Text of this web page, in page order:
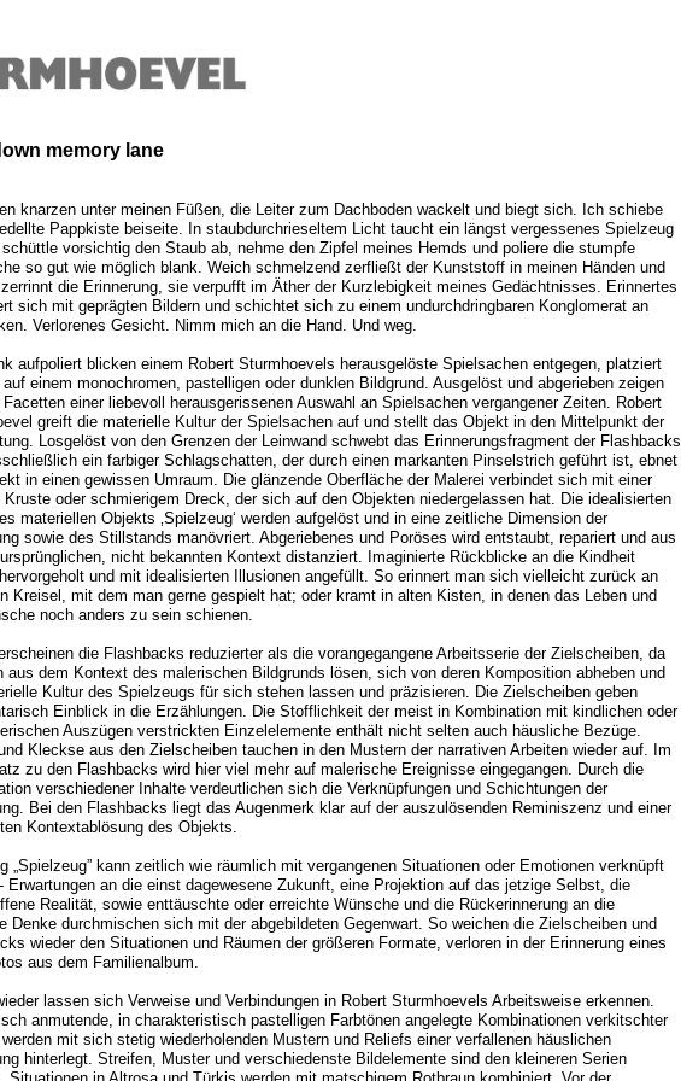
memory lane
knarzen unter meinen Füßen, die Leiter zum Dachboden wackelt und biegt sich. Ich schiebe
Pappkiste beiseite. In staubdurchrieseltem Licht taucht ein längst vergessenes Spielzeug
vorsichtig den Staub ab, nehme den Zipfel meines Hemds und poliere die stumpfe
so gut wie möglich blank. Weich schmelzend zerfließt der Kunststoff in meinen Händen und
die Erinnerung, sie verpufft im Äther der Kurzlebigkeit meines Gedächtnisses. Erinnertes
sich mit geprägten Bildern und schichtet sich zu einem undurchdringbaren Konglomerat an
Verlorenes Gesicht. Nimm mich an die Hand. Und weg.
aufpoliert blicken einem Robert Sturmhoevels herausgelöste Spielsachen entgegen, platziert
einem monochromen, pastelligen oder dunklen Bildgrund. Ausgelöst und abgerieben zeigen
einer liebevoll herausgerissenen Auswahl an Spielsachen vergangener Zeiten. Robert
greift die materielle Kultur der Spielsachen auf und stellt das Objekt in den Mittelpunkt der
Losgelöst von den Grenzen der Leinwand schwebt das Erinnerungsfragment der Flashbacks
ein farbiger Schlagschatten, der durch einen markanten Pinselstrich geführt ist, ebnet
in einen gewissen Umraum. Die glänzende Oberfläche der Malerei verbindet sich mit einer
Kruste oder schmierigem Dreck, der sich auf den Objekten niedergelassen hat. Die idealisierten
materiellen Objekts ‚Spielzeug‘ werden aufgelöst und in eine zeitliche Dimension der
sowie des Stillstands manövriert. Abgeriebenes und Poröses wird entstaubt, repariert und aus
nicht bekannten Kontext distanziert. Imaginierte Rückblicke an die Kindheit
und mit idealisierten Illusionen angefüllt. So erinnert man sich vielleicht zurück an
Kreisel, mit dem man gerne gespielt hat; oder kramt in alten Kisten, in denen das Leben und
noch anders zu sein schienen.
die Flashbacks reduzierter als die vorangegangene Arbeitsserie der Zielscheiben, da
dem Kontext des malerischen Bildgrunds lösen, sich von deren Komposition abheben und
Kultur des Spielzeugs für sich stehen lassen und präzisieren. Die Zielscheiben geben
Einblick in die Erzählungen. Die Stofflichkeit der meist in Kombination mit kindlichen oder
Auszügen verstrickten Einzelelemente enthält nicht selten auch häusliche Bezüge.
Kleckse aus den Zielscheiben tauchen in den Mustern der narrativen Arbeiten wieder auf. Im
zu den Flashbacks wird hier viel mehr auf malerische Ereignisse eingegangen. Durch die
verschiedener Inhalte verdeutlichen sich die Verknüpfungen und Schichtungen der
Bei den Flashbacks liegt das Augenmerk klar auf der auszulösenden Reminiszenz und einer
Kontextablösung des Objekts.
„Spielzeug” kann zeitlich wie räumlich mit vergangenen Situationen oder Emotionen verknüpft
Erwartungen an die einst dagewesene Zukunft, eine Projektion auf das jetzige Selbst, die
Realität, sowie enttäuschte oder erreichte Wünsche und die Rückerinnerung an die
Denke durchmischen sich mit der abgebildeten Gegenwart. So weichen die Zielscheiben und
wieder den Situationen und Räumen der größeren Formate, verloren in der Erinnerung eines
aus dem Familienalbum.
lassen sich Verweise und Verbindungen in Robert Sturmhoevels Arbeitsweise erkennen.
anmutende, in charakteristisch pastelligen Farbtönen angelegte Kombinationen verkitschter
mit sich stetig wiederholenden Mustern und Reliefs einer verfallenen häuslichen
hinterlegt. Streifen, Muster und verschiedenste Bildelemente sind den kleineren Serien